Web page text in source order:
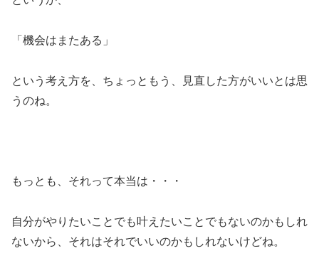
「機会はまたある」
という考え方を、ちょっともう、見直した方がいいとは思
うのね。
もっとも、それって本当は・・・
自分がやりたいことでも叶えたいことでもないのかもしれ
ないから、それはそれでいいのかもしれないけどね。